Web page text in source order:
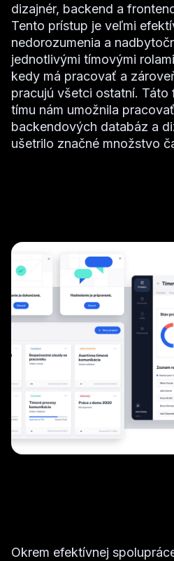
dizajnér, backend a
Tento prístup je veľmi
nedorozumenia a
jednotlivými tímovými
kedy má pracovať a
pracujú všetci ostatní. Táto
tímu nám umožnila
backendových databáz a
ušetrilo značné množstvo
Okrem efektívnej